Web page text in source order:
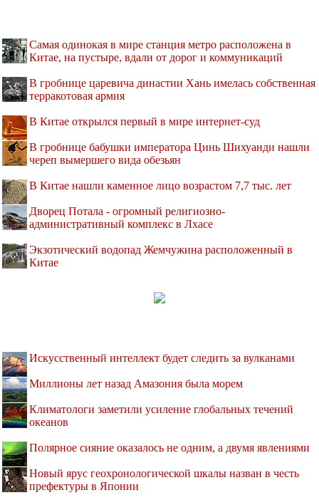
Самая одинокая в мире станция метро расположена в
Китае, на пустыре, вдали от дорог и коммуникаций
В гробнице царевича династии Хань имелась собственная
терракотовая армия
В Китае открылся первый в мире интернет-суд
В гробнице бабушки императора Цинь Шихуанди нашли
череп вымершего вида обезьян
В Китае нашли каменное лицо возрастом 7,7 тыс. лет
Дворец Потала - огромный религиозно-
административный комплекс в Лхасе
Экзотический водопад Жемчужина расположенный в
Китае
Искусственный интеллект будет следить за вулканами
Миллионы лет назад Амазония была морем
Климатологи заметили усиление глобальных течений
океанов
Полярное сияние оказалось не одним, а двумя явлениями
Новый ярус геохронологической шкалы назван в честь
префектуры в Японии